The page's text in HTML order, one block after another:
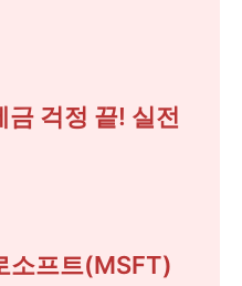
금 걱정 끝! 실전
소프트(MSFT)